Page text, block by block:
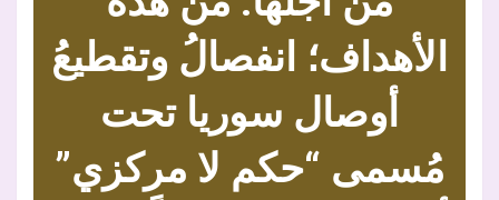
الأهداف؛ انفصالُ وتقطيعُ
أوصال سوريا تحت
مُسمى “حكم لا مركزي”